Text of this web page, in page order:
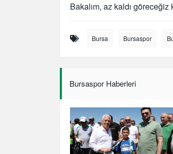
Bakalım, az kaldı
Bursa Bursaspor
Bursaspor Haberleri